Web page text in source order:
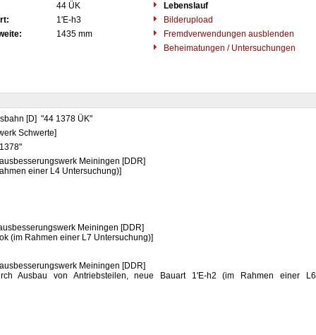
44 ÜK
Lebenslauf
1'E-h3
Bilderupload
1435 mm
Fremdverwendungen ausblenden
Beheimatungen / Untersuchungen
[D] "44 1378 ÜK"
Schwerte]
Meiningen [DDR]
einer L4 Untersuchung)]
Meiningen [DDR]
(im Rahmen einer L7 Untersuchung)]
Meiningen [DDR]
Ausbau von Antriebsteilen, neue Bauart 1'E-h2 (im Rahmen einer L6